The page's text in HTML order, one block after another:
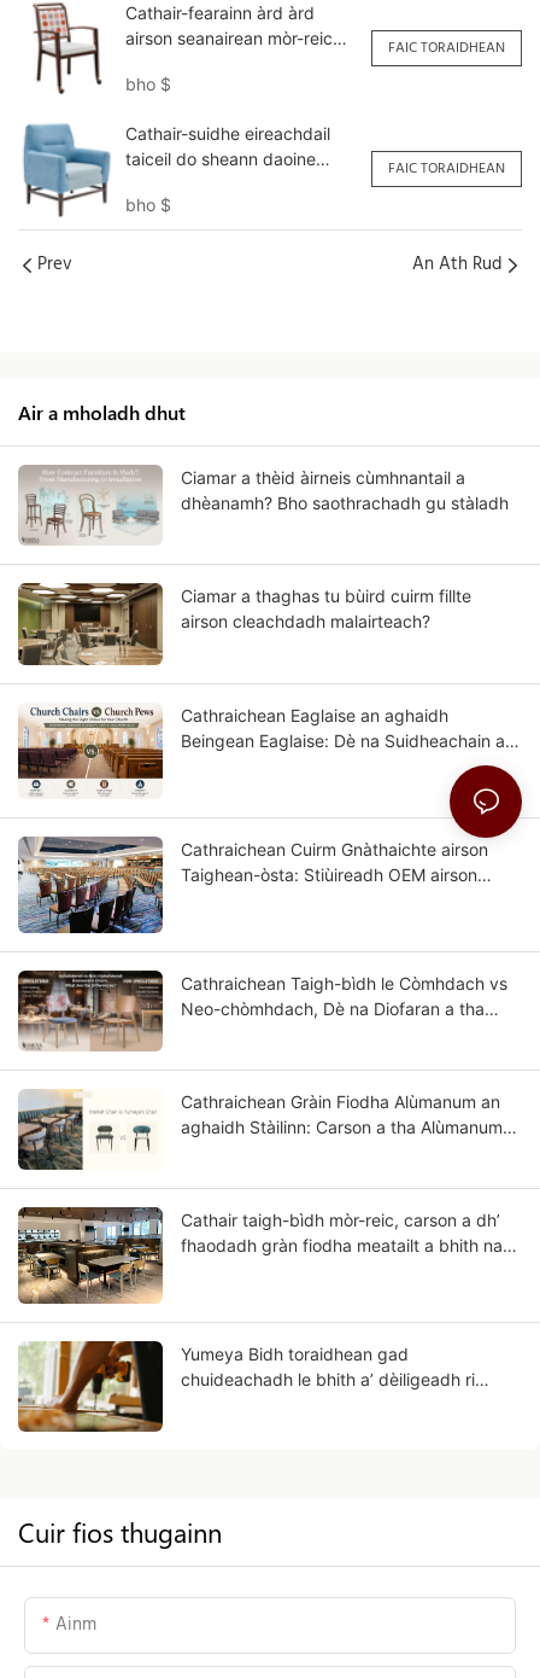
Cathair-fearainn àrd àrd
airson seanairean mòr-reic
bho $
FAIC TORAIDHEAN
Cathair-suidhe eireachdail
taiceil do sheann daoine
bho $
FAIC TORAIDHEAN
Prev An Ath Rud
Air a mholadh dhut
Ciamar a thèid àirneis cùmhnantail a
dhèanamh? Bho saothrachadh gu stàladh
Ciamar a thaghas tu bùird cuirm fillte
airson cleachdadh malairteach?
Cathraichean Eaglaise an aghaidh
Beingean Eaglaise: Dè na Suidheachain a
Cathraichean Cuirm Gnàthaichte airson
Taighean-òsta: Stiùireadh OEM airson
Cathraichean Taigh-bìdh le Còmhdach vs
Neo-chòmhdach, Dè na Diofaran a tha
Cathraichean Gràin Fiodha Alùmanum an
aghaidh Stàilinn: Carson a tha Alùmanum
Cathair taigh-bìdh mòr-reic, carson a dh’
fhaodadh gràn fiodha meatailt a bhith nad
Yumeya Bidh toraidhean gad
chuideachadh le bhith a’ dèiligeadh ri
Cuir fios thugainn
Ainm